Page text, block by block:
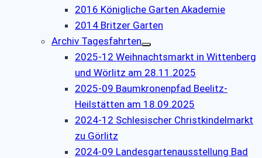
2016 Königliche Garten Akademie
2014 Britzer Garten
Archiv Tagesfahrten
2025-12 Weihnachtsmarkt in Wittenberg
und Wörlitz am 28.11.2025
2025-09 Baumkronenpfad Beelitz-
Heilstätten am 18.09.2025
2024-12 Schlesischer Christkindelmarkt
zu Görlitz
2024-09 Landesgartenausstellung Bad